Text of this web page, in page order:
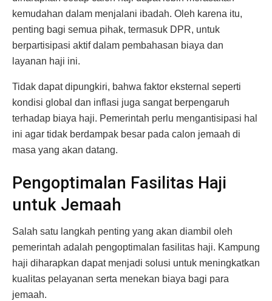
kemudahan dalam menjalani ibadah. Oleh karena itu,
penting bagi semua pihak, termasuk DPR, untuk
berpartisipasi aktif dalam pembahasan biaya dan
layanan haji ini.
Tidak dapat dipungkiri, bahwa faktor eksternal seperti
kondisi global dan inflasi juga sangat berpengaruh
terhadap biaya haji. Pemerintah perlu mengantisipasi hal
ini agar tidak berdampak besar pada calon jemaah di
masa yang akan datang.
Pengoptimalan Fasilitas Haji
untuk Jemaah
Salah satu langkah penting yang akan diambil oleh
pemerintah adalah pengoptimalan fasilitas haji. Kampung
haji diharapkan dapat menjadi solusi untuk meningkatkan
kualitas pelayanan serta menekan biaya bagi para
jemaah.